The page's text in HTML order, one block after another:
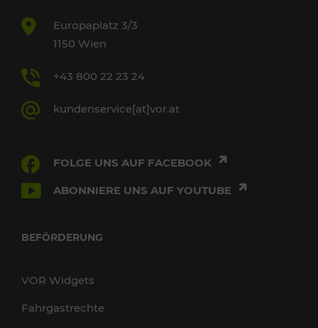
Europaplatz 3/3
1150 Wien
+43 800 22 23 24
kundenservice[at]vor.at
FOLGE UNS AUF FACEBOOK
ABONNIERE UNS AUF YOUTUBE
BEFÖRDERUNG
VOR Widgets
Fahrgastrechte